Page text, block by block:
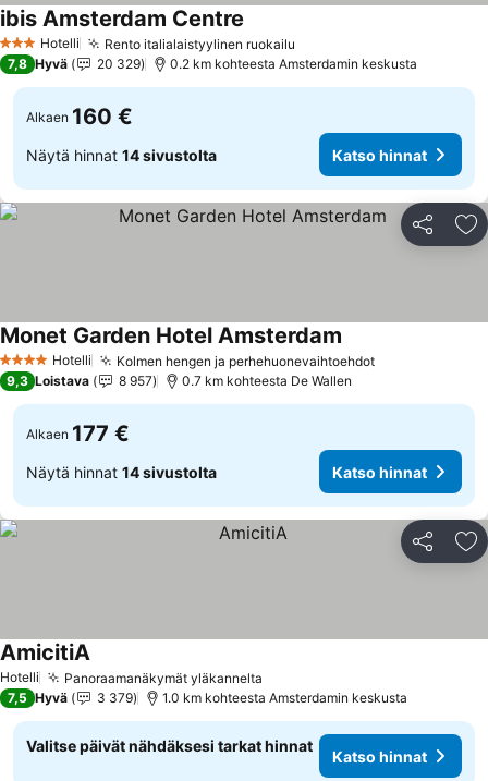
3 Tähtiluokitus
Hotelli Rento italialaistyylinen ruokailu
ibis Amsterdam Centre
7,8 Hyvä 20 329 0.2 km kohteesta Amsterdamin keskusta
Alkaen 160 €
Näytä hinnat 14 sivustolta Katso hinnat
Jaa
4 Tähtiluokitus
Hotelli Kolmen hengen ja perhehuonevaihtoehdotKatso hinnat
Monet Garden Hotel Amsterdam
9,3 Loistava 8 957 0.7 km kohteesta De Wallen
Alkaen 177 €
Näytä hinnat 14 sivustolta Katso hinnat
Jaa
Hotelli Panoraamanäkymät yläkannelta
AmicitiAKatso hinnat
7,5 Hyvä 3 379 1.0 km kohteesta Amsterdamin keskusta
Valitse päivät nähdäksesi tarkat hinnat
Katso hinnat